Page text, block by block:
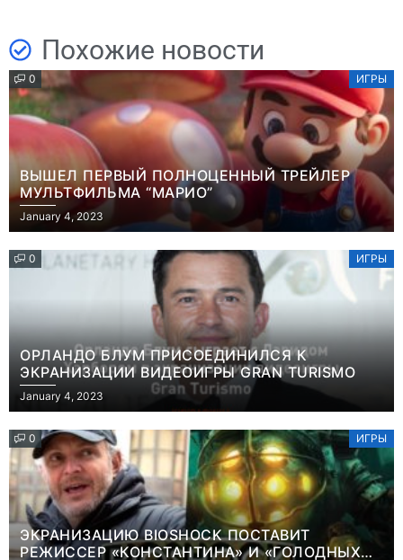
Похожие новости
0 ИГРЫ
ВЫШЕЛ ПЕРВЫЙ ПОЛНОЦЕННЫЙ ТРЕЙЛЕР
МУЛЬТФИЛЬМА “МАРИО”
January 4, 2023
0 ИГРЫ
ОРЛАНДО БЛУМ ПРИСОЕДИНИЛСЯ К
ЭКРАНИЗАЦИИ ВИДЕОИГРЫ GRAN TURISMO
January 4, 2023
0 ИГРЫ
ЭКРАНИЗАЦИЮ BIOSHOCK ПОСТАВИТ
РЕЖИССЕР «КОНСТАНТИНА» И «ГОЛОДНЫХ